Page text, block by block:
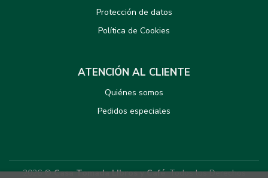
Protección de datos
Política de Cookies
ATENCIÓN AL CLIENTE
Quiénes somos
Pedidos especiales
2026 ©Casa Tomada LIbros y Café. Todos los Derechos